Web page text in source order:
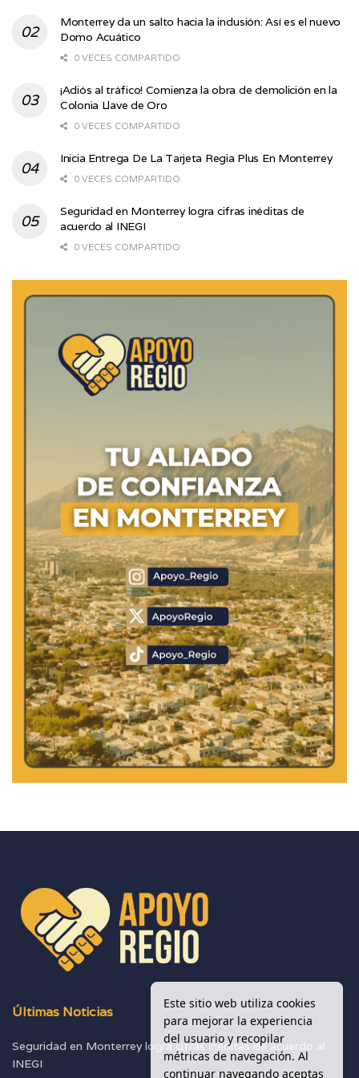
Monterrey da un salto hacia la inclusión: Así es el nuevo
Domo Acuático
0 VECES COMPARTIDO
¡Adiós al tráfico! Comienza la obra de demolición en la
Colonia Llave de Oro
0 VECES COMPARTIDO
Inicia Entrega De La Tarjeta Regia Plus En Monterrey
0 VECES COMPARTIDO
Seguridad en Monterrey logra cifras inéditas de
acuerdo al INEGI
0 VECES COMPARTIDO
Últimas Noticias
Seguridad en Monterrey logra cifras inéditas de acuerdo al
INEGI
Este sitio web utiliza cookies
para mejorar la experiencia
del usuario y recopilar
métricas de navegación. Al
continuar navegando aceptas